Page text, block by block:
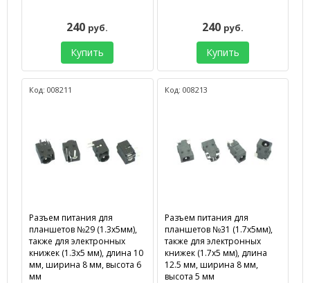
240 руб.
Купить
240 руб.
Купить
Код: 008211
Разъем питания для
планшетов №29 (1.3х5мм),
также для электронных
книжек (1.3х5 мм), длина 10
мм, ширина 8 мм, высота 6
мм
Код: 008213
Разъем питания для
планшетов №31 (1.7х5мм),
также для электронных
книжек (1.7х5 мм), длина
12.5 мм, ширина 8 мм,
высота 5 мм